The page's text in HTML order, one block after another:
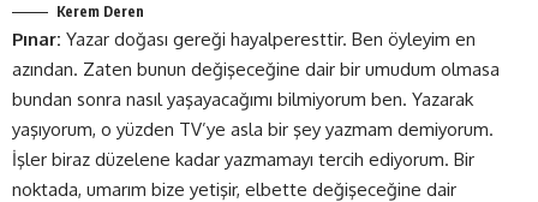
Kerem Deren
Pınar: Yazar doğası gereği hayalperesttir. Ben öyleyim en
azından. Zaten bunun değişeceğine dair bir umudum olmasa
bundan sonra nasıl yaşayacağımı bilmiyorum ben. Yazarak
yaşıyorum, o yüzden TV’ye asla bir şey yazmam demiyorum.
İşler biraz düzelene kadar yazmamayı tercih ediyorum. Bir
noktada, umarım bize yetişir, elbette değişeceğine dair